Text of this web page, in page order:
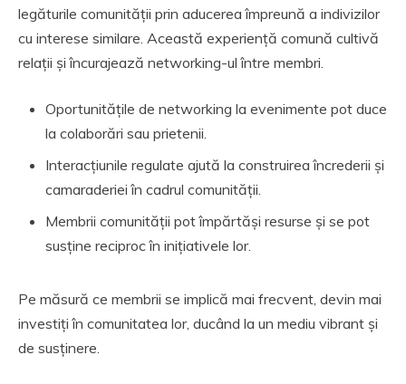
legăturile comunității prin aducerea împreună a indivizilor
cu interese similare. Această experiență comună cultivă
relații și încurajează networking-ul între membri.
Oportunitățile de networking la evenimente pot duce
la colaborări sau prietenii.
Interacțiunile regulate ajută la construirea încrederii și
camaraderiei în cadrul comunității.
Membrii comunității pot împărtăși resurse și se pot
susține reciproc în inițiativele lor.
Pe măsură ce membrii se implică mai frecvent, devin mai
investiți în comunitatea lor, ducând la un mediu vibrant și
de susținere.